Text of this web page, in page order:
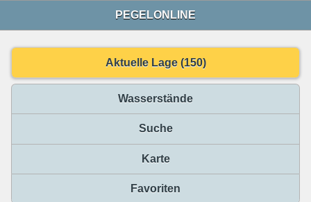
PEGELONLINE
Aktuelle Lage (150)
Wasserstände
Suche
Karte
Favoriten